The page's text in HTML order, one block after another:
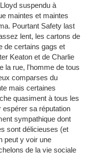
suspendu à
maintes et maintes
Pourtant Safety last
lent, les cartons de
de certains gags et
Keaton et de Charlie
la rue, l'homme de tous
comparses du
mais certaines
quasiment à tous les
sa réputation
sympathique dont
sont délicieuses (et
peut y voir une
de la vie sociale